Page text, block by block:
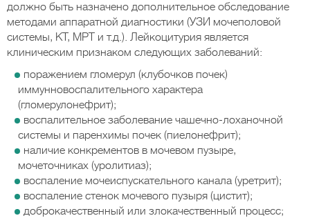
должно быть назначено дополнительное обследование
методами аппаратной диагностики (УЗИ мочеполовой
системы, КТ, МРТ и т.д.). Лейкоцитурия является
клиническим признаком следующих заболеваний:
поражением гломерул (клубочков почек)
иммунновоспалительного характера
(гломерулонефрит);
воспалительное заболевание чашечно-лоханочной
системы и паренхимы почек (пиелонефрит);
наличие конкрементов в мочевом пузыре,
мочеточниках (уролитиаз);
воспаление мочеиспускательного канала (уретрит);
воспаление стенок мочевого пузыря (цистит);
доброкачественный или злокачественный процесс;